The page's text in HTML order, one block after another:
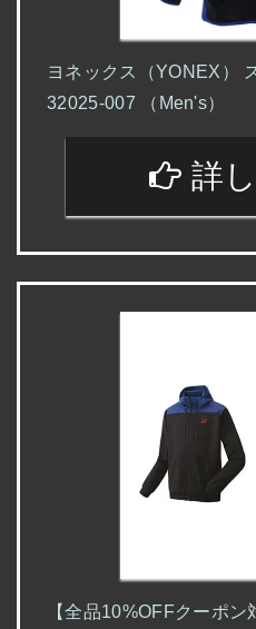
ヨネックス（YONEX）
32025-007 （Men's）
詳
【全品10%OFFクーポ